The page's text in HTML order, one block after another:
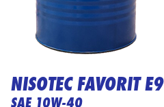
NISOTEC FAVORIT E9
SAE 10W-40